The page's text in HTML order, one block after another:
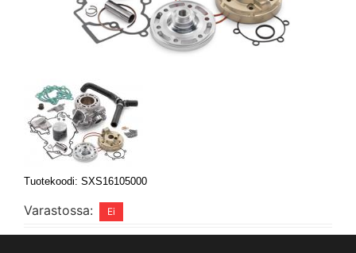
Tuotekoodi: SXS16105000
Varastossa: